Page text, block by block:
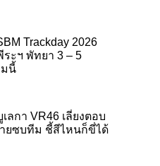
Trackday 2026
ะฯ พัทยา 3 – 5
นี้
ลกา VR46 เลี่ยงตอบ
ยซบทีม ชี้สีไหนก็ขี่ได้